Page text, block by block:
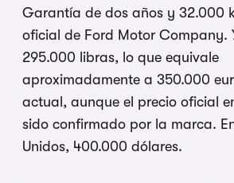
Garantía de dos años y 32.000
oficial de Ford Motor Company.
295.000 libras, lo que equivale
aproximadamente a 350.000
actual, aunque el precio oficial
sido confirmado por la marca.
Unidos, 400.000 dólares.